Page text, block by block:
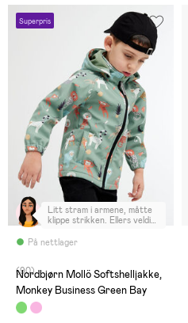
Superpris
På nettlager
Litt stram i armene, måtte
klippe strikken. Ellers veldig
(90)
Nordbjørn Mollö Softshelljakke,
Monkey Business Green Bay